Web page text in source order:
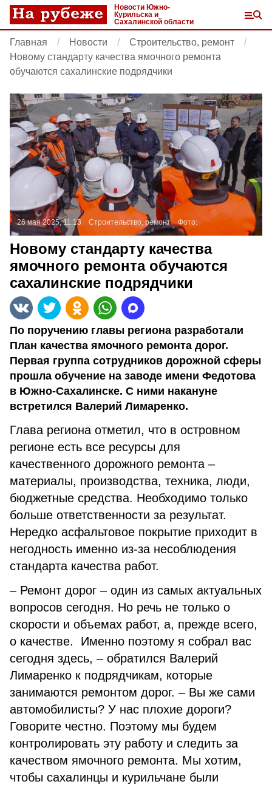
Новости Южно-
Курильска и
Сахалинской области
Главная Новости
Строительство, ремонт
Новому стандарту качества ямочного ремонта
обучаются сахалинские подрядчики
26 мая 2025, 11:13 Строительство, ремонт Фото:
Новому стандарту качества
ямочного ремонта обучаются
сахалинские подрядчики
По поручению главы региона разработали
План качества ямочного ремонта дорог.
Первая группа сотрудников дорожной сферы
прошла обучение на заводе имени Федотова
в Южно-Сахалинске. С ними накануне
встретился Валерий Лимаренко.
Глава региона отметил, что в островном
регионе есть все ресурсы для
качественного дорожного ремонта –
материалы, производства, техника, люди,
бюджетные средства. Необходимо только
больше ответственности за результат.
Нередко асфальтовое покрытие приходит в
негодность именно из-за несоблюдения
стандарта качества работ.
– Ремонт дорог – один из самых актуальных
вопросов сегодня. Но речь не только о
скорости и объемах работ, а, прежде всего,
о качестве. Именно поэтому я собрал вас
сегодня здесь, – обратился Валерий
Лимаренко к подрядчикам, которые
занимаются ремонтом дорог. – Вы же сами
автомобилисты? У нас плохие дороги?
Говорите честно. Поэтому мы будем
контролировать эту работу и следить за
качеством ямочного ремонта. Мы хотим,
чтобы сахалинцы и курильчане были